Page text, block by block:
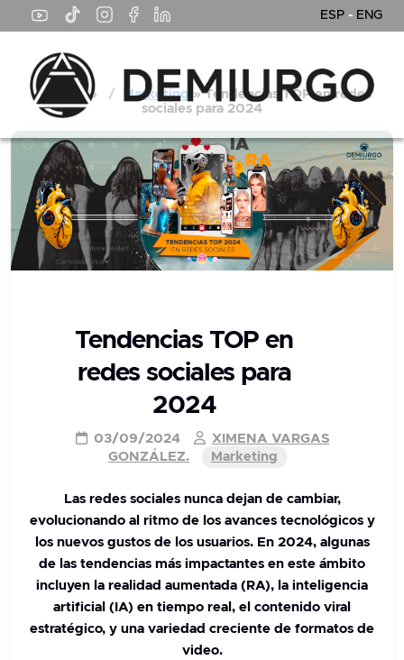
ESP - ENG
Noticias» Marketing » Tendencias TOP en redes
sociales para 2024
Tendencias TOP en
redes sociales para
2024
03/09/2024
XIMENA VARGAS
GONZÁLEZ.
Marketing
Las redes sociales nunca dejan de cambiar,
evolucionando al ritmo de los avances tecnológicos y
los nuevos gustos de los usuarios. En 2024, algunas
de las tendencias más impactantes en este ámbito
incluyen la realidad aumentada (RA), la inteligencia
artificial (IA) en tiempo real , el contenido viral
estratégico, y una variedad creciente de formatos de
video.